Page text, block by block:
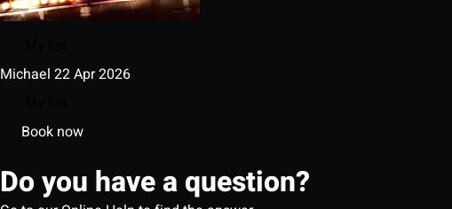
Michael 22 Apr 2026
Book now
Do you have a question?